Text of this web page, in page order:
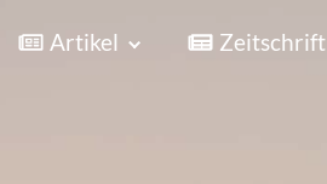
Artikel Zeitschrift